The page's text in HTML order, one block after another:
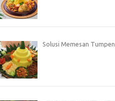
Solusi Memesan